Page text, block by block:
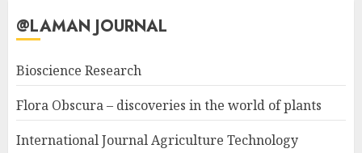
@LAMAN JOURNAL
Bioscience Research
Flora Obscura – discoveries in the world of plants
International Journal Agriculture Technology